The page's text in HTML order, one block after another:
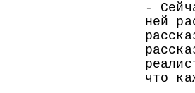
-
ней
что